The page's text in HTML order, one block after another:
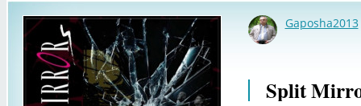
Gaposha2013
Split